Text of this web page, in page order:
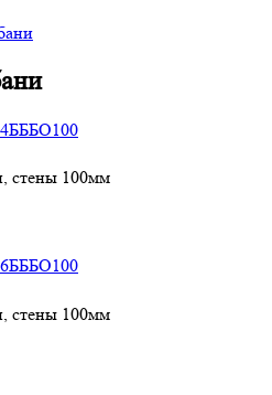
стены 100мм
стены 100мм